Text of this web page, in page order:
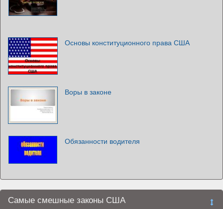
Основы конституционного права США
Воры в законе
Обязанности водителя
Самые смешные законы США